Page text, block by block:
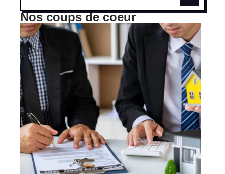
Nos coups de coeur